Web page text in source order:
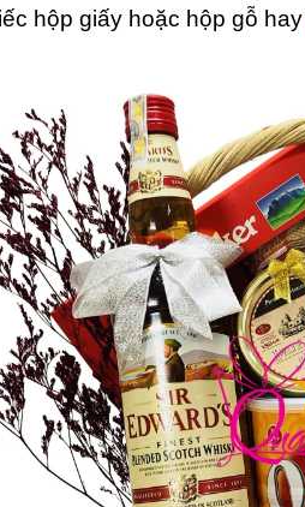
hộp giấy hoặc hộp gỗ hay